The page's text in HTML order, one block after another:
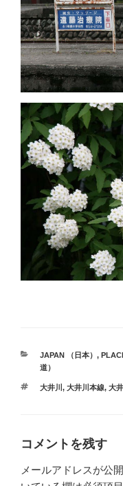
カ
テ
リ
JAPAN （日本） ,
道）
タ
大井川 , 大井川本線, 大
コメントを残す
メールアドレスが公